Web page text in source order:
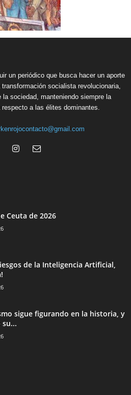
un periódico que busca hacer un aporte
socialista revolucionaria,
sociedad, manteniendo siempre la
a las élites dominantes.
Ceuta de 2026
de la Inteligencia Artificial,
sigue figurando en la historia, y
su...